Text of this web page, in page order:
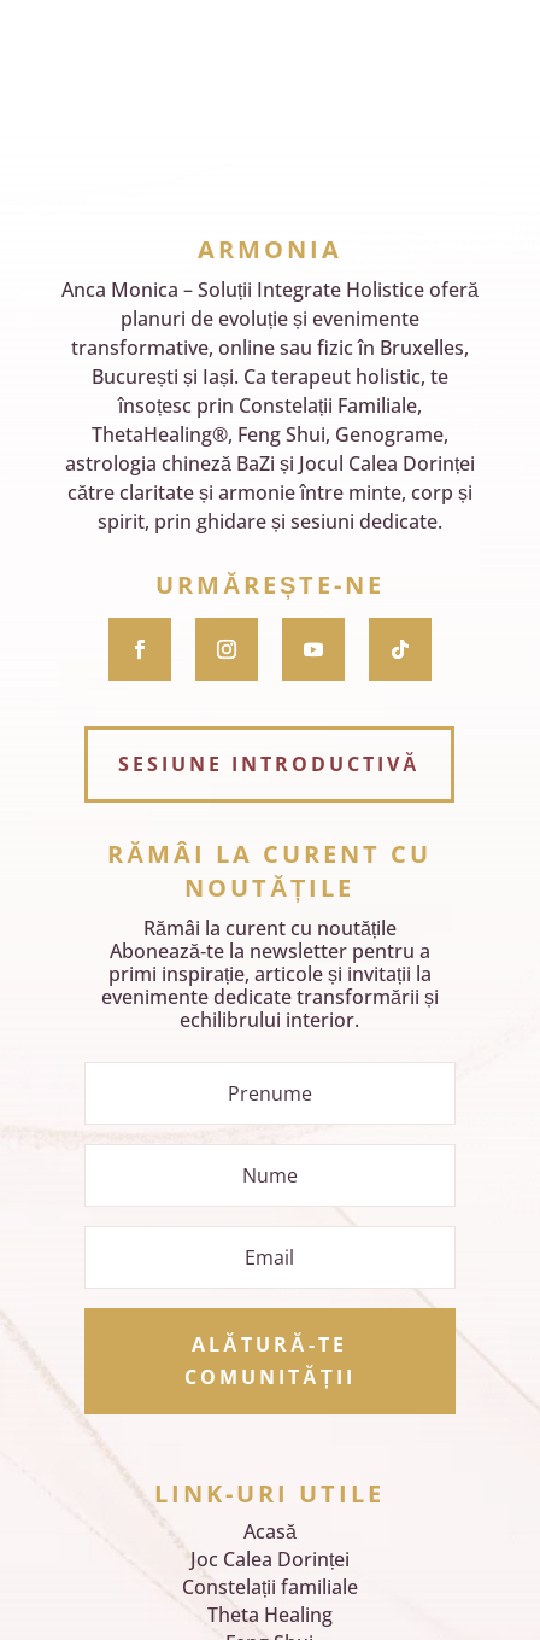
ARMONIA
Anca Monica – Soluții Integrate Holistice oferă
planuri de evoluție și evenimente
transformative, online sau fizic în Bruxelles,
București și Iași. Ca terapeut holistic, te
însoțesc prin Constelații Familiale,
ThetaHealing®, Feng Shui, Genograme,
astrologia chineză BaZi și Jocul Calea Dorinței
către claritate și armonie între minte, corp și
spirit, prin ghidare și sesiuni dedicate.
URMĂREȘTE-NE
SESIUNE INTRODUCTIVĂ
RĂMÂI LA CURENT CU
NOUTĂȚILE
Rămâi la curent cu noutățile
Abonează‑te la newsletter pentru a
primi inspirație, articole și invitații la
evenimente dedicate transformării și
echilibrului interior.
ALĂTURĂ-TE
COMUNITĂȚII
LINK-URI UTILE
Acasă
Joc Calea Dorinței
Constelații familiale
Theta Healing